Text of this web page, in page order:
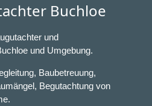
Buchloe
und
und Umgebung.
Baubetreuung,
Begutachtung von